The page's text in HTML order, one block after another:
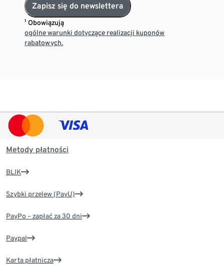
Zapisz się do newslettera
¹ Obowiązują
ogólne warunki dotyczące realizacji kuponów
rabatowych.
Metody płatności
BLIK
Szybki przelew (PayU)
PayPo – zapłać za 30 dni
Paypal
Karta płatnicza